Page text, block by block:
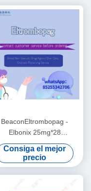
BeaconEltrombopag -
Elbonix 25mg*28
comprimidos/frasco
(caja)/50mg*28
comprimidos/frasco
Trombocitopenia para
Consiga el mejor
precio